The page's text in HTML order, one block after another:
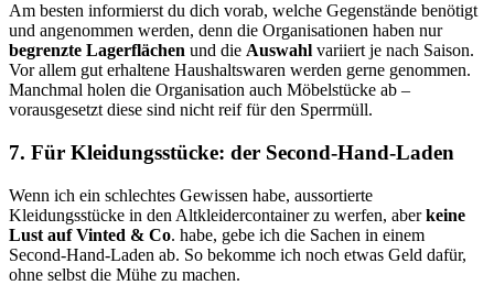
Am besten informierst du dich vorab, welche Gegenstände benötigt
und angenommen werden, denn die Organisationen haben nur
begrenzte Lagerflächen und die Auswahl variiert je nach Saison.
Vor allem gut erhaltene Haushaltswaren werden gerne genommen.
Manchmal holen die Organisation auch Möbelstücke ab –
vorausgesetzt diese sind nicht reif für den Sperrmüll.
7. Für Kleidungsstücke: der Second-Hand-Laden
Wenn ich ein schlechtes Gewissen habe, aussortierte
Kleidungsstücke in den Altkleidercontainer zu werfen, aberkeine
Lust auf Vinted & Co. habe, gebe ich die Sachen in einem
Second-Hand-Laden ab. So bekomme ich noch etwas Geld dafür,
ohne selbst die Mühe zu machen.